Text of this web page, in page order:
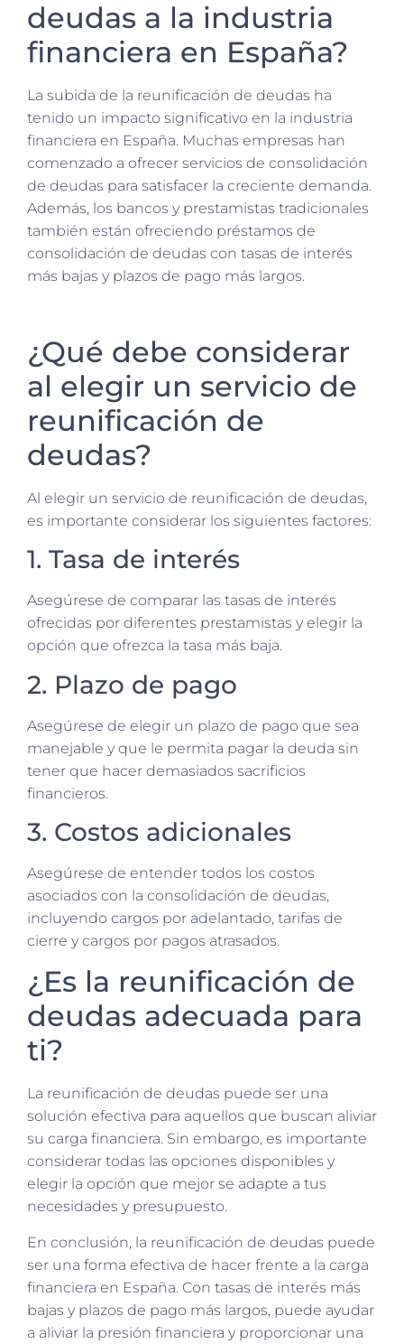
deudas a la industria
financiera en España?
La subida de la reunificación de deudas ha
tenido un impacto significativo en la industria
financiera en España. Muchas empresas han
comenzado a ofrecer servicios de consolidación
de deudas para satisfacer la creciente demanda.
Además, los bancos y prestamistas tradicionales
también están ofreciendo préstamos de
consolidación de deudas con tasas de interés
más bajas y plazos de pago más largos.
¿Qué debe considerar
al elegir un servicio de
reunificación de
deudas?
Al elegir un servicio de reunificación de deudas,
es importante considerar los siguientes factores:
1. Tasa de interés
Asegúrese de comparar las tasas de interés
ofrecidas por diferentes prestamistas y elegir la
opción que ofrezca la tasa más baja.
2. Plazo de pago
Asegúrese de elegir un plazo de pago que sea
manejable y que le permita pagar la deuda sin
tener que hacer demasiados sacrificios
financieros.
3. Costos adicionales
Asegúrese de entender todos los costos
asociados con la consolidación de deudas,
incluyendo cargos por adelantado, tarifas de
cierre y cargos por pagos atrasados.
¿Es la reunificación de
deudas adecuada para
ti?
La reunificación de deudas puede ser una
solución efectiva para aquellos que buscan aliviar
su carga financiera. Sin embargo, es importante
considerar todas las opciones disponibles y
elegir la opción que mejor se adapte a tus
necesidades y presupuesto.
En conclusión, la reunificación de deudas puede
ser una forma efectiva de hacer frente a la carga
financiera en España. Con tasas de interés más
bajas y plazos de pago más largos, puede ayudar
a aliviar la presión financiera y proporcionar una